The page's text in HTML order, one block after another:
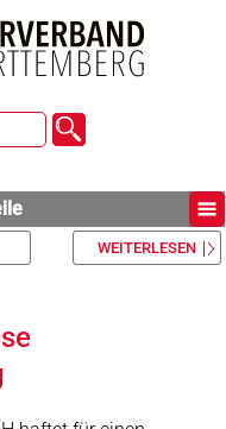
WEITERLESEN